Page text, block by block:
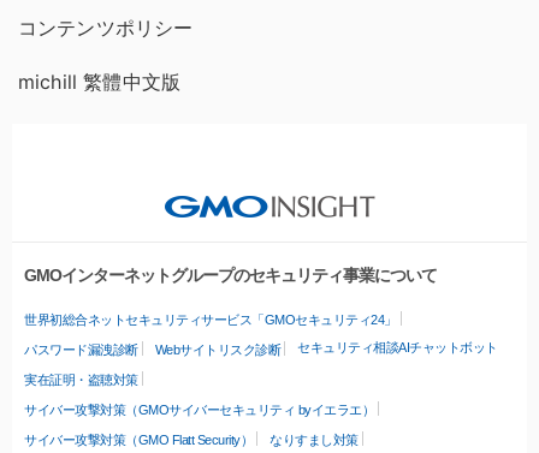
コンテンツポリシー
michill 繁體中文版
GMOインターネットグループのセキュリティ事業について
世界初総合ネットセキュリティサービス「GMOセキュリティ24」
パスワード漏洩診断 Webサイトリスク診断 セキュリティ相談AIチャットボット
実在証明・盗聴対策
サイバー攻撃対策（GMOサイバーセキュリティ byイエラエ）
サイバー攻撃対策（GMO Flatt Security）
なりすまし対策